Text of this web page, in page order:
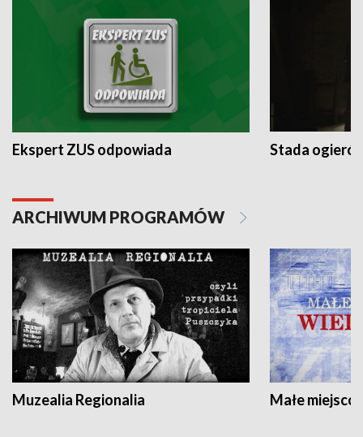
Ekspert ZUS odpowiada Stada
ARCHIWUM PROGRAMÓW
Muzealia Regionalia Małe